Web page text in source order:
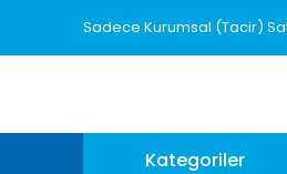
Sadece Kurumsal (Tacir)
Kategoriler